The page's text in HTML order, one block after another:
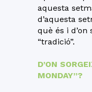
aquesta
d’aquesta
què és i d’on
“tradició”.
D’ON
MONDAY”?